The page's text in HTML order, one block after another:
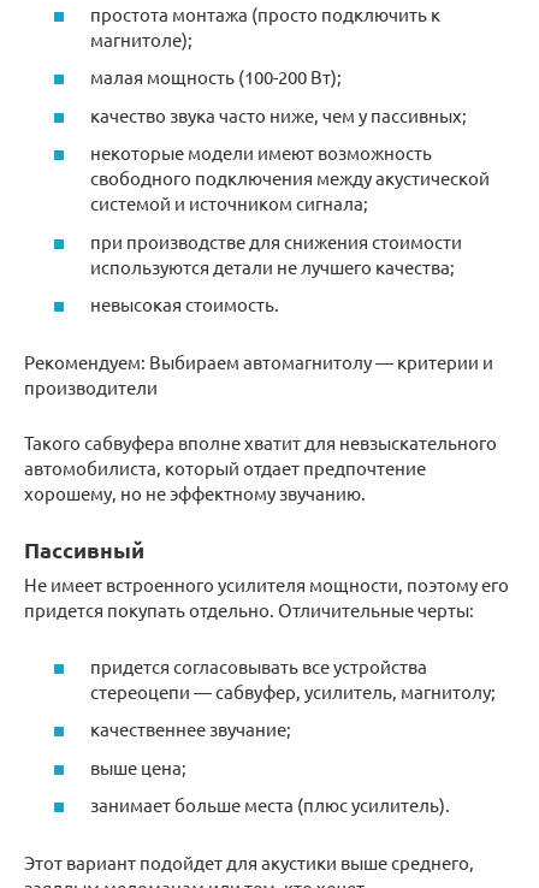
простота монтажа (просто подключить к
магнитоле);
малая мощность (100-200 Вт);
качество звука часто ниже, чем у пассивных;
некоторые модели имеют возможность
свободного подключения между акустической
системой и источником сигнала;
при производстве для снижения стоимости
используются детали не лучшего качества;
невысокая стоимость.
Рекомендуем: Выбираем автомагнитолу — критерии и
производители
Такого сабвуфера вполне хватит для невзыскательного
автомобилиста, который отдает предпочтение
хорошему, но не эффектному звучанию.
Пассивный
Не имеет встроенного усилителя мощности, поэтому его
придется покупать отдельно. Отличительные черты:
придется согласовывать все устройства
стереоцепи — сабвуфер, усилитель, магнитолу;
качественнее звучание;
выше цена;
занимает больше места (плюс усилитель).
Этот вариант подойдет для акустики выше среднего,